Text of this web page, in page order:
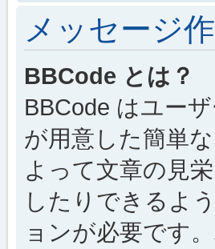
メッセージ
BBCode とは？
BBCode はユー
が用意した簡単
よって文章の見
したりできるよ
ョンが必要です